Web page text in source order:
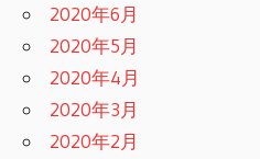
2020年6月
2020年5月
2020年4月
2020年3月
2020年2月